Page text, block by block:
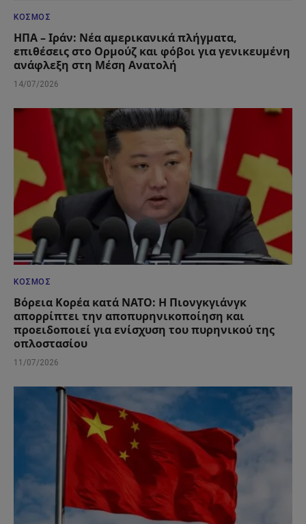
ΚΌΣΜΟΣ
ΗΠΑ – Ιράν: Νέα αμερικανικά πλήγματα,
επιθέσεις στο Ορμούζ και φόβοι για γενικευμένη
ανάφλεξη στη Μέση Ανατολή
14/07/2026
ΚΌΣΜΟΣ
Βόρεια Κορέα κατά ΝΑΤΟ: Η Πιονγκγιάνγκ
απορρίπτει την αποπυρηνικοποίηση και
προειδοποιεί για ενίσχυση του πυρηνικού της
οπλοστασίου
11/07/2026